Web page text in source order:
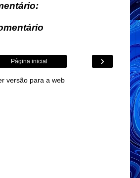
›
Página inicial
versão para a web